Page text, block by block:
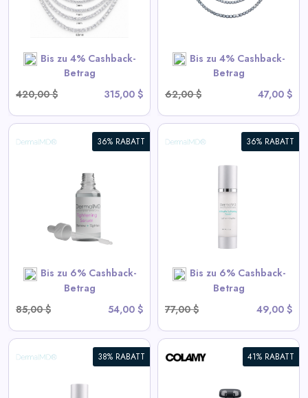
Bis zu 4% Cashback-
Betrag
420,00 $
315,00 $
Bis zu 4% Cashback-
Betrag
62,00 $
47,00 $
View All Miles Deals
SHOP NOW
36% RABATT
Bis zu 6% Cashback-
Betrag
85,00 $
54,00 $
36% RABATT
Bis zu 6% Cashback-
Betrag
77,00 $
49,00 $
Intim Aufhellungsserum
View All DermalMD Deals
SHOP NOW
38% RABATT 41% RABATT